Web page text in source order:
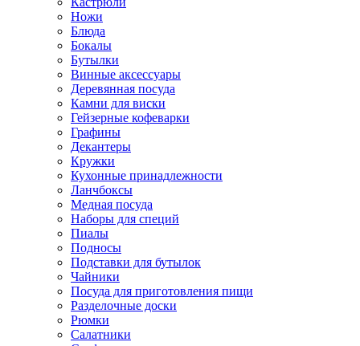
Ножи
Блюда
Бокалы
Бутылки
Винные аксессуары
Деревянная посуда
Камни для виски
Гейзерные кофеварки
Графины
Декантеры
Кружки
Кухонные принадлежности
Ланчбоксы
Медная посуда
Наборы для специй
Пиалы
Подносы
Подставки для бутылок
Чайники
Посуда для приготовления пищи
Разделочные доски
Рюмки
Салатники